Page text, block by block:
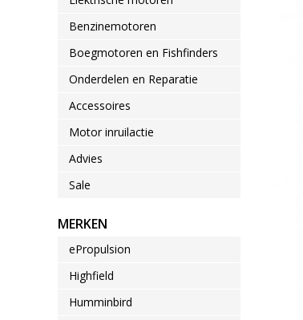
Benzinemotoren
Boegmotoren en Fishfinders
Onderdelen en Reparatie
Accessoires
Motor inruilactie
Advies
Sale
MERKEN
ePropulsion
Highfield
Humminbird